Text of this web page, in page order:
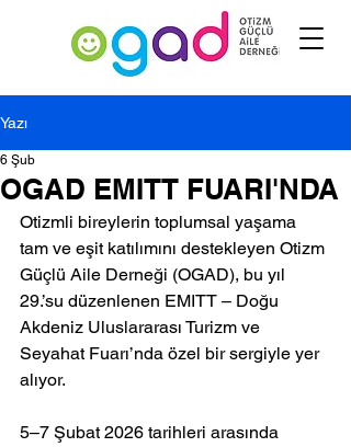
Yazı
OGAD EMITT FUARI'NDA
6 Şub
Otizmli bireylerin toplumsal yaşama
tam ve eşit katılımını destekleyen Otizm
Güçlü Aile Derneği (OGAD), bu yıl
29.’su düzenlenen EMITT – Doğu
Akdeniz Uluslararası Turizm ve
Seyahat Fuarı’nda özel bir sergiyle yer
alıyor.
5–7 Şubat 2026 tarihleri arasında